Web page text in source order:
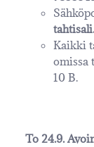
Kaikki
omissa
10 B.
To 24.9.